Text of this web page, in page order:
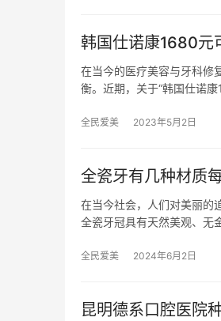
韩国仕诺康1680元
在当今的医疗美容与牙科修
衡。近期，关于“韩国仕诺
全民爱美 2023年5月2日
全瓷牙有几种材质
在当今社会，人们对美丽的
全瓷牙冠具有天然美观、无
全民爱美 2024年6月2日
昆明德系口腔医院